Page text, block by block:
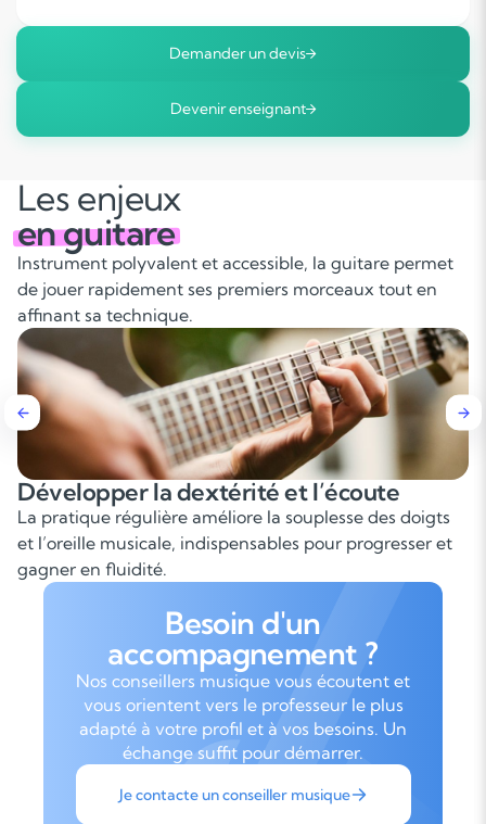
Demander un devis
Devenir enseignant
Les enjeux
en guitare
Instrument polyvalent et accessible, la guitare permet
de jouer rapidement ses premiers morceaux tout en
affinant sa technique.
la dextérité et l’écoute
régulière améliore la souplesse des doigts
musicale, indispensables pour progresser et
en fluidité.
est
Besoin d'un
accompagnement ?
Nos conseillers musique vous écoutent et
vous orientent vers le professeur le plus
adapté à votre profil et à vos besoins. Un
échange suffit pour démarrer.
Je contacte un conseiller musique